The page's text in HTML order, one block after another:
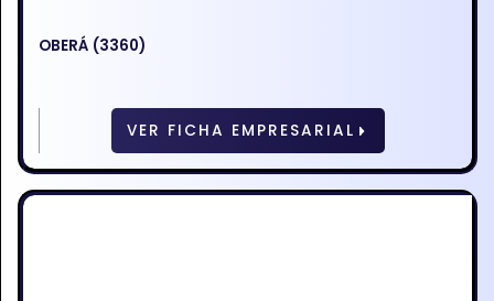
OBERÁ (3360)
VER FICHA EMPRESARIAL